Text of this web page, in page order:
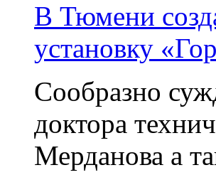
В Тюмени
установку
Сообразно
доктора
Мерданова а